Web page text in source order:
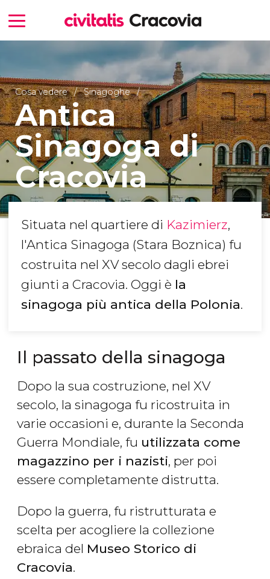
Cosa vedere Sinagoghe
Antica
Sinagoga di
Cracovia
Situata nel quartiere di Kazimierz,
l'Antica Sinagoga (Stara Boznica) fu
costruita nel XV secolo dagli ebrei
giunti a Cracovia. Oggi è la
sinagoga più antica della Polonia.
Il passato della sinagoga
Dopo la sua costruzione, nel XV
secolo, la sinagoga fu ricostruita in
varie occasioni e, durante la Seconda
Guerra Mondiale, fu utilizzata come
magazzino per i nazisti, per poi
essere completamente distrutta.
Dopo la guerra, fu ristrutturata e
scelta per acogliere la collezione
ebraica del Museo Storico di
Cracovia.